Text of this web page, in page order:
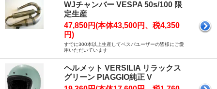
WJチャンバー VESPA 50s/100 限
定生産
47,850円(本体43,500円、税4,350
円)
すでに300本以上生産してベスパユーザーの皆様にご愛
用いただいています
ヘルメット VERSILIA リラックス
グリーン PIAGGIO純正 V